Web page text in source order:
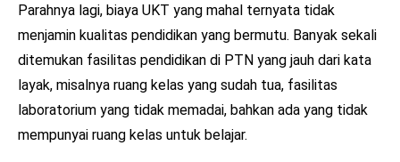
Parahnya lagi, biaya UKT yang mahal ternyata tidak
menjamin kualitas pendidikan yang bermutu. Banyak sekali
ditemukan fasilitas pendidikan di PTN yang jauh dari kata
layak, misalnya ruang kelas yang sudah tua, fasilitas
laboratorium yang tidak memadai, bahkan ada yang tidak
mempunyai ruang kelas untuk belajar.